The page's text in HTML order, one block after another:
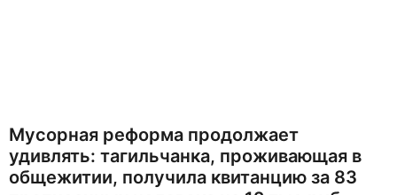
Мусорная реформа продолжает
удивлять: тагильчанка, проживающая в
общежитии, получила квитанцию за 83